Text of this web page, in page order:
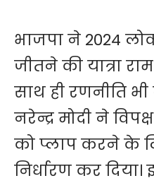
भाजपा ने 2024
जीतने की यात्रा
साथ ही रणनीति भी
नरेन्द्र मोदी ने
को प्लाप करने के
निर्धारण कर